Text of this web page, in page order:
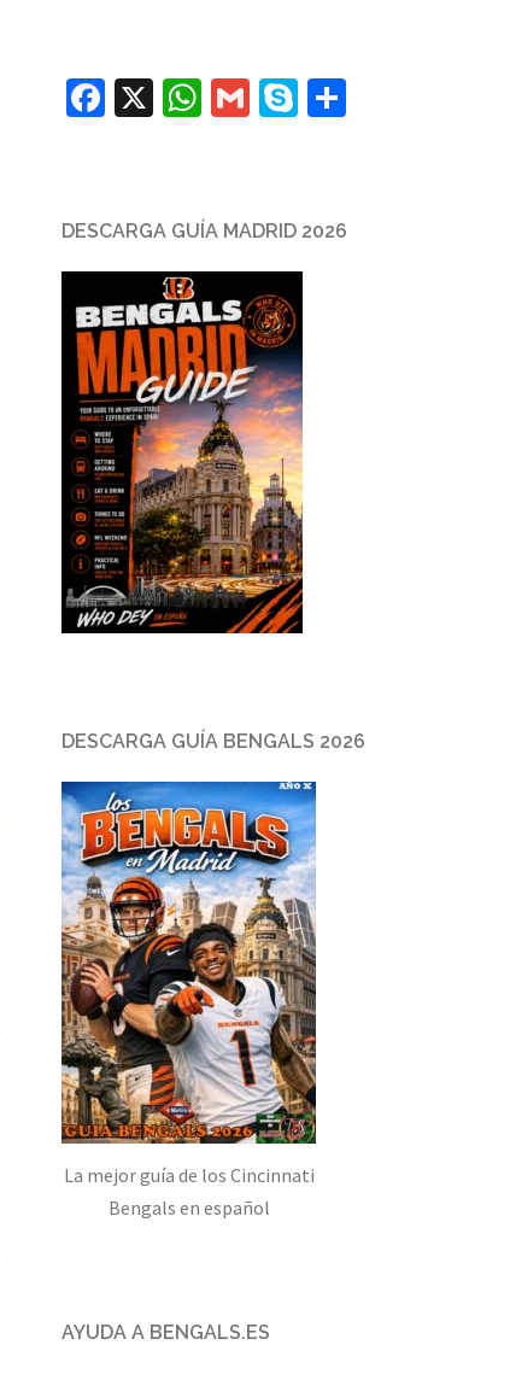
Facebook
X WhatsApp
Gmail
Skype
DESCARGA GUÍA MADRID 2026
DESCARGA GUÍA BENGALS 2026
La mejor guía de los Cincinnati
Bengals en español
AYUDA A BENGALS.ES